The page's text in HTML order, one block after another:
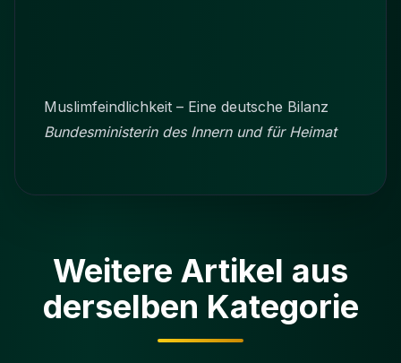
Muslimfeindlichkeit – Eine deutsche Bilanz
Bundesministerin des Innern und für Heimat
Weitere Artikel aus
derselben Kategorie